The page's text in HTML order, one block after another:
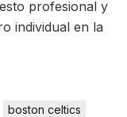
profesional y
individual en la
boston celtics